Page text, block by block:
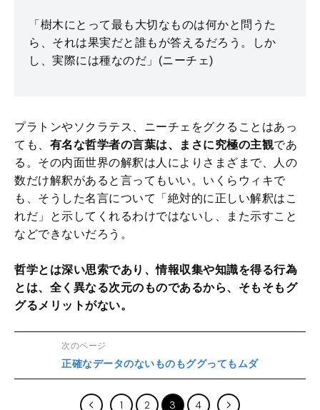
「樹木にとって最も大切なものは何かと問うた
ら、それは果実だと誰もが答えるだろう。しか
し、実際には種なのだ」(ニーチェ)
プラトンやソクラテス、ニーチェをグクることはあっ
ても、 有名な哲学者の言葉は、まさに究極の主観であ
る。その内面世界の解釈は人によりさまざまで、人の
数だけ解釈があると言ってもいい。いくらウィキで
も、そうした名言について「絶対的に正しい解釈はこ
れだ」と示してくれるわけではないし、また示すこと
などできないだろう。
哲学とは深い思索であり、情報収集や知識を得る行為
とは、全く異なる次元のものであるから、そもそもグ
グるメリットがない。
次のページ
正確なデータのないものもググってもムダ
1 2 3 4